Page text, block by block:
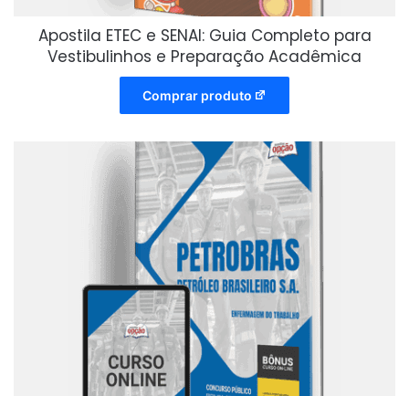
Apostila ETEC e SENAI: Guia Completo para
Vestibulinhos e Preparação Acadêmica
Comprar produto